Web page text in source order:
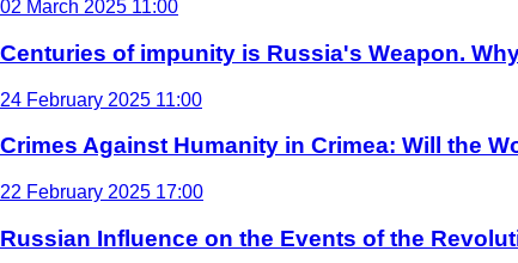
02 March 2025 11:00
Centuries of impunity is Russia's Weapon.
24 February 2025 11:00
Crimes Against Humanity in Crimea: Will the
22 February 2025 17:00
Russian Influence on the Events of the